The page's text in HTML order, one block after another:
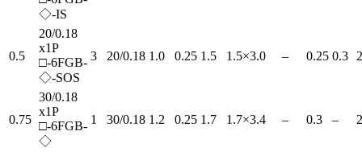
◇-IS
0.5
20/0.18
x1P
□-6FGB-
◇-SOS
3 20/0.18 1.0 0.25 1.5 1.5×3.0 – 0.25 0.3
0.75
30/0.18
x1P
□-6FGB-
◇
1 30/0.18 1.2 0.25 1.7 1.7×3.4 – 0.3 –